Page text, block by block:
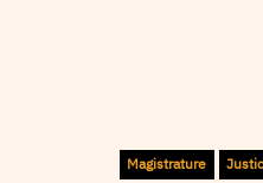
Magistrature